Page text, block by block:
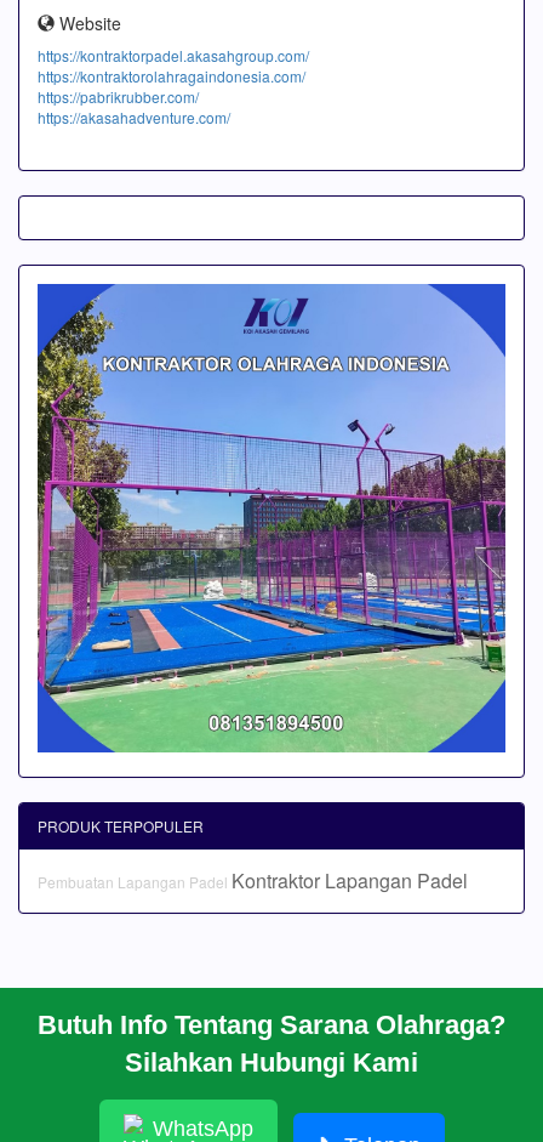
Website
https://kontraktorpadel.akasahgroup.com/
https://kontraktorolahragaindonesia.com/
https://pabrikrubber.com/
https://akasahadventure.com/
Butuh Info Tentang Sarana Olahraga?
Silahkan Hubungi Kami
WhatsApp
PRODUK TERPOPULER
Pembuatan Lapangan Padel Kontraktor Lapangan Padel
CARA PESAN